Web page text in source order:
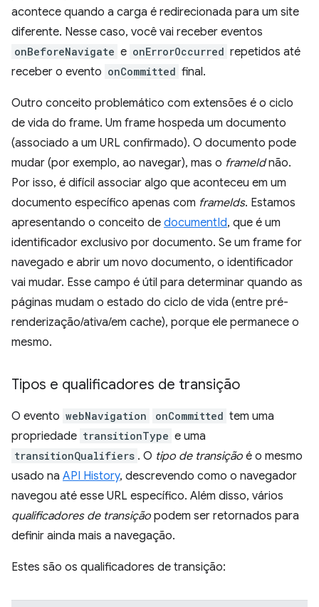
acontece quando a carga é redirecionada para um site
diferente. Nesse caso, você vai receber eventos
onBeforeNavigate e onErrorOccurred repetidos até
receber o evento onCommitted final.
Outro conceito problemático com extensões é o ciclo
de vida do frame. Um frame hospeda um documento
(associado a um URL confirmado). O documento pode
mudar (por exemplo, ao navegar), mas o frameIdnão.
Por isso, é difícil associar algo que aconteceu em um
documento específico apenas com frameIds. Estamos
apresentando o conceito de documentId, que é um
identificador exclusivo por documento. Se um frame for
navegado e abrir um novo documento, o identificador
vai mudar. Esse campo é útil para determinar quando as
páginas mudam o estado do ciclo de vida (entre pré-
renderização/ativa/em cache), porque ele permanece o
mesmo.
Tipos e qualificadores de transição
O evento webNavigation onCommitted tem uma
propriedade transitionType e uma
transitionQualifiers . O tipo de transição é o mesmo
usado na API History, descrevendo como o navegador
navegou até esse URL específico. Além disso, vários
qualificadores de transição podem ser retornados para
definir ainda mais a navegação.
Estes são os qualificadores de transição: